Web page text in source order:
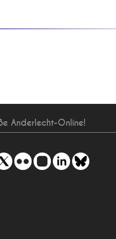
Anderlecht-Online!